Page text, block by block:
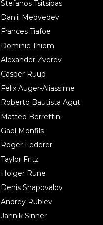
Stefanos Tsitsipas
Daniil Medvedev
Frances Tiafoe
Dominic Thiem
Alexander Zverev
Casper Ruud
Felix Auger-Aliassime
Roberto Bautista Agut
Matteo Berrettini
Gael Monfils
Roger Federer
Taylor Fritz
Holger Rune
Denis Shapovalov
Andrey Rublev
Jannik Sinner